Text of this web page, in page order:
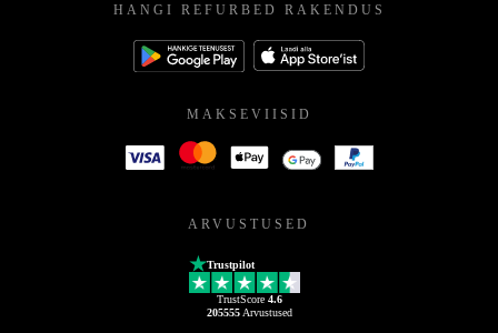
HANGI REFURBED RAKENDUS
MAKSEVIISID
ARVUSTUSED
Trustpilot
TrustScore 4.6
205555Arvustused